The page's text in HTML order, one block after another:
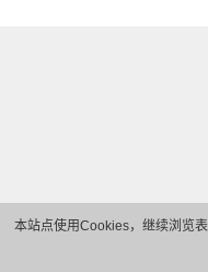
本站点使用Cookies，继续浏览